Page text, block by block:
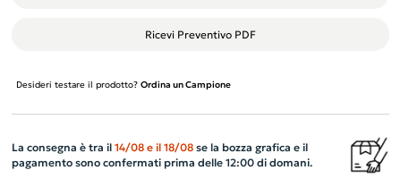
Ricevi Preventivo PDF
Desideri testare il prodotto? Ordina un Campione
La consegna è tra il 14/08 e il 18/08se la bozza grafica e il
pagamento sono confermati prima delle 12:00 di domani.